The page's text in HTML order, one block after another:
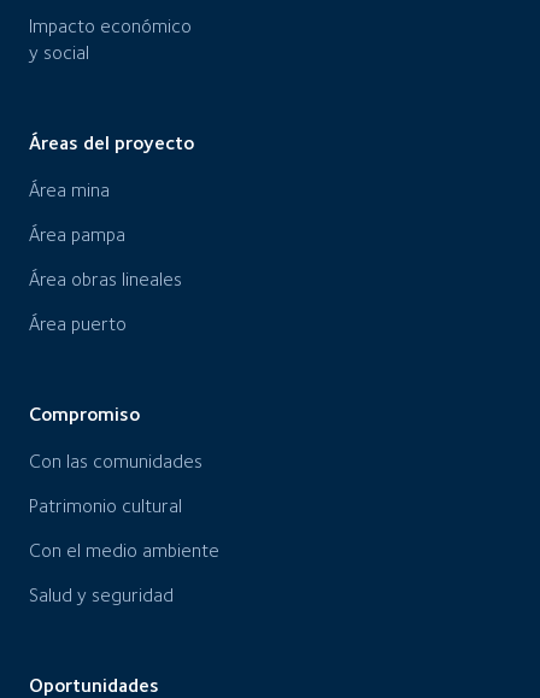
Impacto económico
y social
Áreas del proyecto
Área mina
Área pampa
Área obras lineales
Área puerto
Compromiso
Con las comunidades
Patrimonio cultural
Con el medio ambiente
Salud y seguridad
Oportunidades